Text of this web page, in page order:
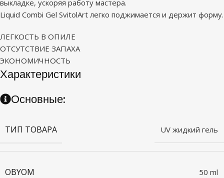
выкладке, ускоряя работу мастера.
Liquid Combi Gel SvitolArt легко поджимается и держит форму.
ЛЕГКОСТЬ В ОПИЛЕ
ОТСУТСТВИЕ ЗАПАХА
ЭКОНОМИЧНОСТЬ
Характеристики
Основные:
ТИП ТОВАРА UV жидкий гель
OBYOM 50 ml